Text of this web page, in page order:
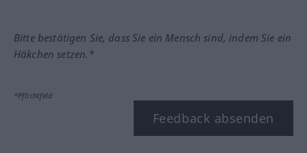
Bitte bestätigen Sie, dass Sie ein Mensch sind, indem Sie ein
Häkchen setzen.*
*Pflichtfeld
Feedback absenden